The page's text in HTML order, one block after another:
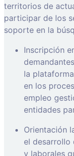
territorios de
participar de los
soporte en la
Inscripción
la
en los
empleo
entidades
Orientación
el desarrollo
y laborales